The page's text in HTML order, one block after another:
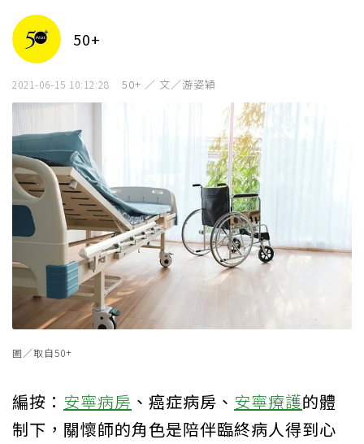
50+
2021-06-15 10:12:28 50+ ／ 文／游姿穎
圖／取自50+
編按： 安寧病房 、癌症病房、 安寧療護的體
制下，關懷師的角色是陪伴臨終病人得到心